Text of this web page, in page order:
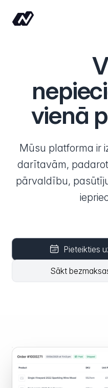
vienā
Mūsu platforma ir
darītavām,
pārvaldību,
Pieteikties
Sākt